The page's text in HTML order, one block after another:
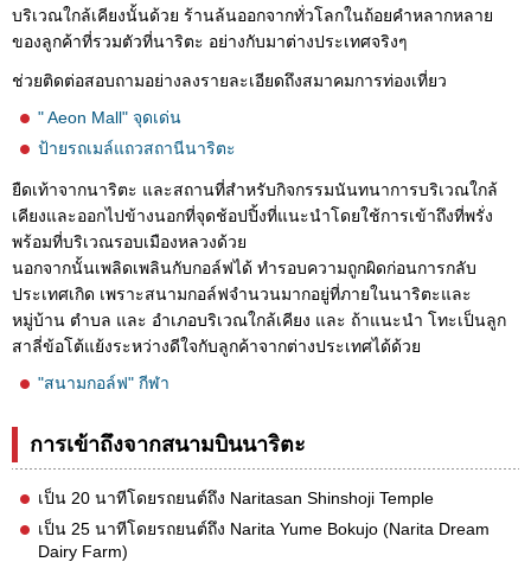
บริเวณใกล้เคียงนั้นด้วย ร้านล้นออกจากทั่วโลกในถ้อยคำหลากหลาย
ของลูกค้าที่รวมตัวที่นาริตะ อย่างกับมาต่างประเทศจริงๆ
ช่วยติดต่อสอบถามอย่างลงรายละเอียดถึงสมาคมการท่องเที่ยว
" Aeon Mall" จุดเด่น
ป้ายรถเมล์แถวสถานีนาริตะ
ยืดเท้าจากนาริตะ และสถานที่สำหรับกิจกรรมนันทนาการบริเวณใกล้
เคียงและออกไปข้างนอกที่จุดช้อปปิ้งที่แนะนำโดยใช้การเข้าถึงที่พรั่ง
พร้อมที่บริเวณรอบเมืองหลวงด้วย
นอกจากนั้นเพลิดเพลินกับกอล์ฟได้ ทำรอบความถูกผิดก่อนการกลับ
ประเทศเกิด เพราะสนามกอล์ฟจำนวนมากอยู่ที่ภายในนาริตะและ
หมู่บ้าน ตำบล และ อำเภอบริเวณใกล้เคียง และ ถ้าแนะนำ โทะเป็นลูก
สาลี่ข้อโต้แย้งระหว่างดีใจกับลูกค้าจากต่างประเทศได้ด้วย
"สนามกอล์ฟ" กีฬา
การเข้าถึงจากสนามบินนาริตะ
เป็น 20 นาทีโดยรถยนต์ถึง Naritasan Shinshoji Temple
เป็น 25 นาทีโดยรถยนต์ถึง Narita Yume Bokujo (Narita Dream
Dairy Farm)